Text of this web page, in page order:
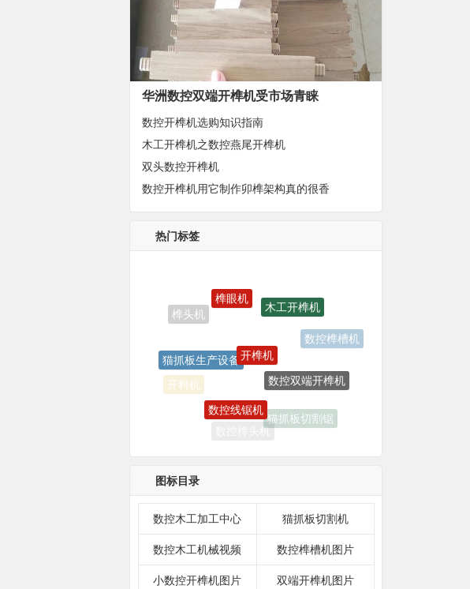
华洲数控双端开榫机受市场青睐
数控开榫机选购知识指南
木工开榫机之数控燕尾开榫机
双头数控开榫机
数控开榫机用它制作卯榫架构真的很香
热门标签
数控榫槽机
开料机
数控双端开榫机
猫抓板切割锯
数控榫头机
图标目录
数控木工加工中心 猫抓板切割机
数控木工机械视频 数控榫槽机图片
小数控开榫机图片 双端开榫机图片